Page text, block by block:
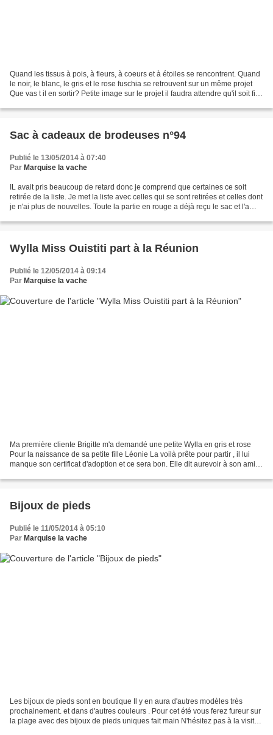
Quand les tissus à pois, à fleurs, à coeurs et à étoiles se rencontrent. Quand
le noir, le blanc, le gris et le rose fuschia se retrouvent sur un même projet
Que vas t il en sortir? Petite image sur le projet il faudra attendre qu'il soit fini
Sac à cadeaux de brodeuses n°94
Publié le 13/05/2014 à 07:40
Par Marquise la vache
IL avait pris beaucoup de retard donc je comprend que certaines ce soit
retirée de la liste. Je met la liste avec celles qui se sont retirées et celles dont
je n'ai plus de nouvelles. Toute la partie en rouge a déjà reçu le sac et l'a
Wylla Miss Ouistiti part à la Réunion
Publié le 12/05/2014 à 09:14
Par Marquise la vache
Ma première cliente Brigitte m'a demandé une petite Wylla en gris et rose
Pour la naissance de sa petite fille Léonie La voilà prête pour partir , il lui
manque son certificat d'adoption et ce sera bon. Elle dit aurevoir à son amie
Bijoux de pieds
Publié le 11/05/2014 à 05:10
Par Marquise la vache
Les bijoux de pieds sont en boutique Il y en aura d'autres modèles très
prochainement. et dans d'autres couleurs . Pour cet été vous ferez fureur sur
la plage avec des bijoux de pieds uniques fait main N'hésitez pas à la visiter